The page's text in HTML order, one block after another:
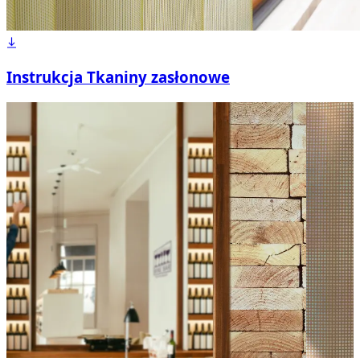
Instrukcja Tkaniny zasłonowe